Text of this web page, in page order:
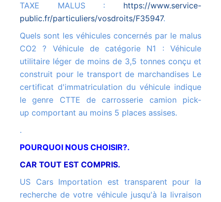
TAXE MALUS : https://www.service-
public.fr/particuliers/vosdroits/F35947.
Quels sont les véhicules concernés par le malus
CO2 ? Véhicule de catégorie N1 : Véhicule
utilitaire léger de moins de 3,5 tonnes conçu et
construit pour le transport de marchandises Le
certificat d'immatriculation du véhicule indique
le genre CTTE de carrosserie camion pick-
up comportant au moins 5 places assises.
.
POURQUOI NOUS CHOISIR?.
CAR TOUT EST COMPRIS.
US Cars Importation est transparent pour la
recherche de votre véhicule jusqu'à la livraison